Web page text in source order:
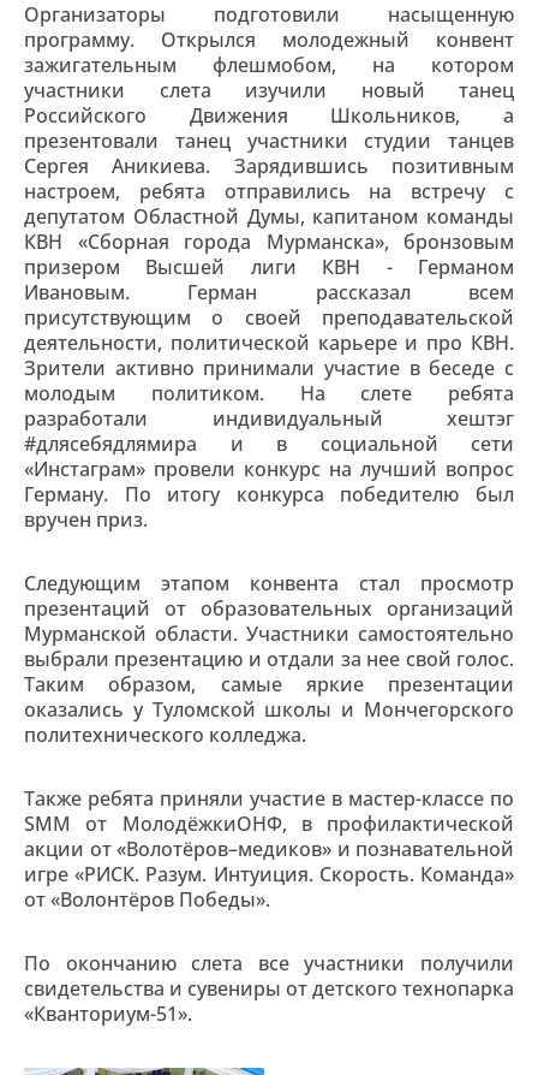
Организаторы подготовили насыщенную
программу. Открылся молодежный конвент
зажигательным флешмобом, на котором
участники слета изучили новый танец
Российского Движения Школьников, а
презентовали танец участники студии танцев
Сергея Аникиева. Зарядившись позитивным
настроем, ребята отправились на встречу с
депутатом Областной Думы, капитаном команды
КВН «Сборная города Мурманска», бронзовым
призером Высшей лиги КВН - Германом
Ивановым. Герман рассказал всем
присутствующим о своей преподавательской
деятельности, политической карьере и про КВН.
Зрители активно принимали участие в беседе с
молодым политиком. На слете ребята
разработали индивидуальный хештэг
#длясебядлямира и в социальной сети
«Инстаграм» провели конкурс на лучший вопрос
Герману. По итогу конкурса победителю был
вручен приз.
Следующим этапом конвента стал просмотр
презентаций от образовательных организаций
Мурманской области. Участники самостоятельно
выбрали презентацию и отдали за нее свой голос.
Таким образом, самые яркие презентации
оказались у Туломской школы и Мончегорского
политехнического колледжа.
Также ребята приняли участие в мастер-классе по
SMM от МолодёжкиОНФ, в профилактической
акции от «Волотёров–медиков» и познавательной
игре «РИСК. Разум. Интуиция. Скорость. Команда»
от «Волонтёров Победы».
По окончанию слета все участники получили
свидетельства и сувениры от детского технопарка
«Кванториум-51».